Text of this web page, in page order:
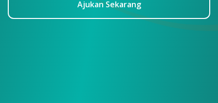
Ajukan Sekarang